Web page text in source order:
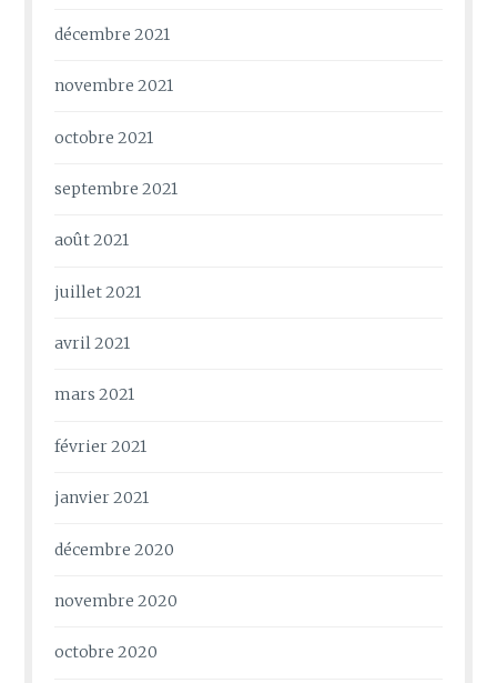
décembre 2021
novembre 2021
octobre 2021
septembre 2021
août 2021
juillet 2021
avril 2021
mars 2021
février 2021
janvier 2021
décembre 2020
novembre 2020
octobre 2020